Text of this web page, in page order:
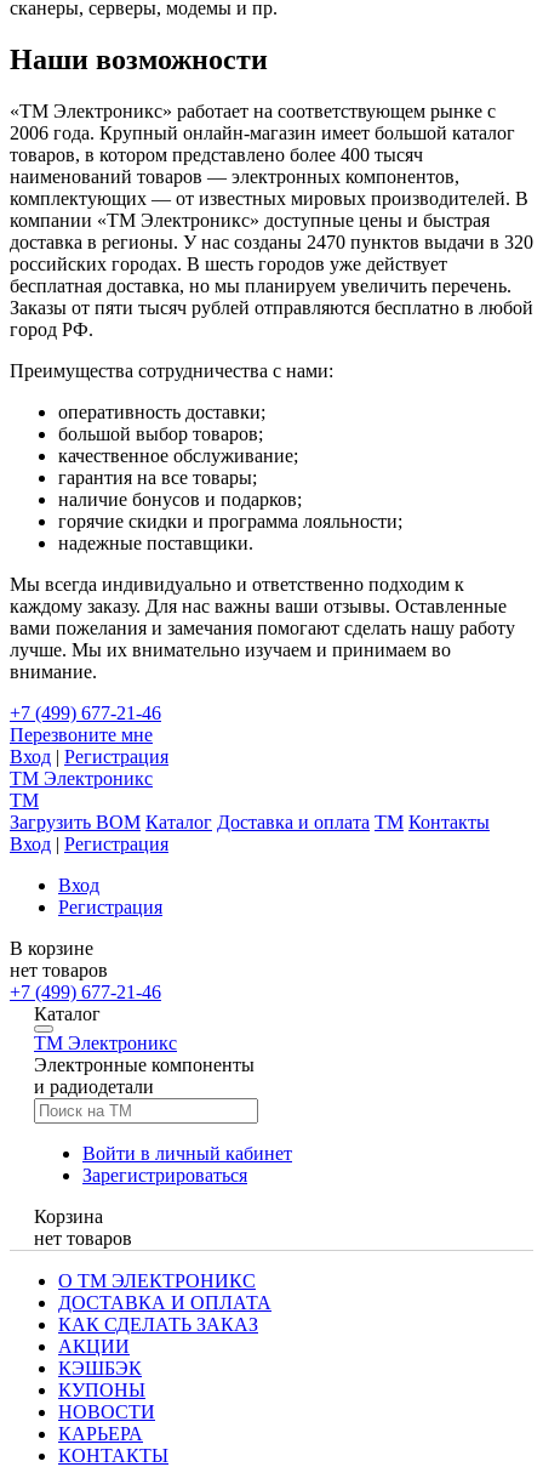
сканеры, серверы, модемы и пр.
Наши возможности
«ТМ Электроникс» работает на соответствующем рынке с
2006 года. Крупный онлайн-магазин имеет большой каталог
товаров, в котором представлено более 400 тысяч
наименований товаров — электронных компонентов,
комплектующих — от известных мировых производителей. В
компании «ТМ Электроникс» доступные цены и быстрая
доставка в регионы. У нас созданы 2470 пунктов выдачи в 320
российских городах. В шесть городов уже действует
бесплатная доставка, но мы планируем увеличить перечень.
Заказы от пяти тысяч рублей отправляются бесплатно в любой
город РФ.
Преимущества сотрудничества с нами:
оперативность доставки;
большой выбор товаров;
качественное обслуживание;
гарантия на все товары;
наличие бонусов и подарков;
горячие скидки и программа лояльности;
надежные поставщики.
Мы всегда индивидуально и ответственно подходим к
каждому заказу. Для нас важны ваши отзывы. Оставленные
вами пожелания и замечания помогают сделать нашу работу
лучше. Мы их внимательно изучаем и принимаем во
внимание.
+7 (499) 677-21-46
Перезвоните мне
Вход | Регистрация
TM Электроникс
TM
Загрузить BOM Каталог Доставка и оплата TM Контакты
Вход | Регистрация
Вход
Регистрация
В корзине
нет товаров
+7 (499) 677-21-46
Каталог
TM Электроникс
Электронные компоненты
и радиодетали
Войти в личный кабинет
Зарегистрироваться
Корзина
нет товаров
О ТМ ЭЛЕКТРОНИКС
ДОСТАВКА И ОПЛАТА
КАК СДЕЛАТЬ ЗАКАЗ
АКЦИИ
КЭШБЭК
КУПОНЫ
НОВОСТИ
КАРЬЕРА
КОНТАКТЫ